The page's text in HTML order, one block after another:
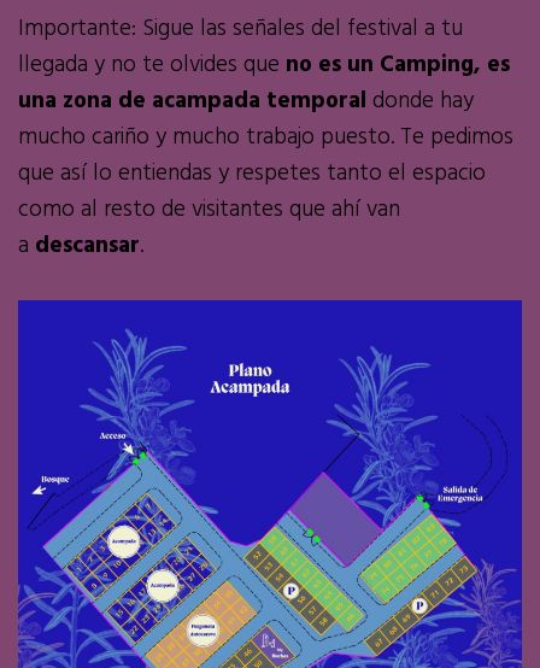
Importante: Sigue las señales del festival a tu
llegada y no te olvides que no es un Camping, es
una zona de acampada temporal donde hay
mucho cariño y mucho trabajo puesto. Te pedimos
que así lo entiendas y respetes tanto el espacio
como al resto de visitantes que ahí van
a descansar.